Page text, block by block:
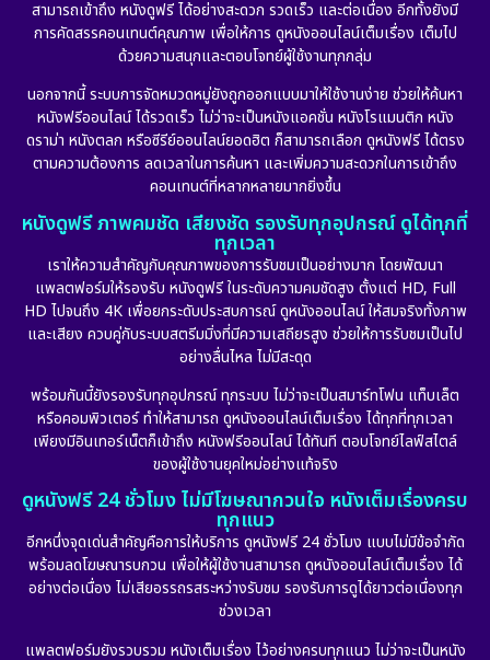
สามารถเข้าถึง หนังดูฟรี ได้อย่างสะดวก รวดเร็ว และต่อเนื่อง อีกทั้งยังมี
การคัดสรรคอนเทนต์คุณภาพ เพื่อให้การ ดูหนังออนไลน์เต็มเรื่อง เต็มไป
ด้วยความสนุกและตอบโจทย์ผู้ใช้งานทุกกลุ่ม
นอกจากนี้ ระบบการจัดหมวดหมู่ยังถูกออกแบบมาให้ใช้งานง่าย ช่วยให้ค้นหา
หนังฟรีออนไลน์ ได้รวดเร็ว ไม่ว่าจะเป็นหนังแอคชั่น หนังโรแมนติก หนัง
ดราม่า หนังตลก หรือซีรีย์ออนไลน์ยอดฮิต ก็สามารถเลือก ดูหนังฟรี ได้ตรง
ตามความต้องการ ลดเวลาในการค้นหา และเพิ่มความสะดวกในการเข้าถึง
คอนเทนต์ที่หลากหลายมากยิ่งขึ้น
หนังดูฟรี ภาพคมชัด เสียงชัด รองรับทุกอุปกรณ์ ดูได้ทุกที่
ทุกเวลา
เราให้ความสำคัญกับคุณภาพของการรับชมเป็นอย่างมาก โดยพัฒนา
แพลตฟอร์มให้รองรับ หนังดูฟรี ในระดับความคมชัดสูง ตั้งแต่ HD, Full
HD ไปจนถึง 4K เพื่อยกระดับประสบการณ์ ดูหนังออนไลน์ ให้สมจริงทั้งภาพ
และเสียง ควบคู่กับระบบสตรีมมิ่งที่มีความเสถียรสูง ช่วยให้การรับชมเป็นไป
อย่างลื่นไหล ไม่มีสะดุด
พร้อมกันนี้ยังรองรับทุกอุปกรณ์ ทุกระบบ ไม่ว่าจะเป็นสมาร์ทโฟน แท็บเล็ต
หรือคอมพิวเตอร์ ทำให้สามารถ ดูหนังออนไลน์เต็มเรื่อง ได้ทุกที่ทุกเวลา
เพียงมีอินเทอร์เน็ตก็เข้าถึง หนังฟรีออนไลน์ ได้ทันที ตอบโจทย์ไลฟ์สไตล์
ของผู้ใช้งานยุคใหม่อย่างแท้จริง
ดูหนังฟรี 24 ชั่วโมง ไม่มีโฆษณากวนใจ หนังเต็มเรื่องครบ
ทุกแนว
อีกหนึ่งจุดเด่นสำคัญคือการให้บริการ ดูหนังฟรี 24 ชั่วโมง แบบไม่มีข้อจำกัด
พร้อมลดโฆษณารบกวน เพื่อให้ผู้ใช้งานสามารถ ดูหนังออนไลน์เต็มเรื่อง ได้
อย่างต่อเนื่อง ไม่เสียอรรถรสระหว่างรับชม รองรับการดูได้ยาวต่อเนื่องทุก
ช่วงเวลา
แพลตฟอร์มยังรวบรวม หนังเต็มเรื่อง ไว้อย่างครบทุกแนว ไม่ว่าจะเป็นหนัง